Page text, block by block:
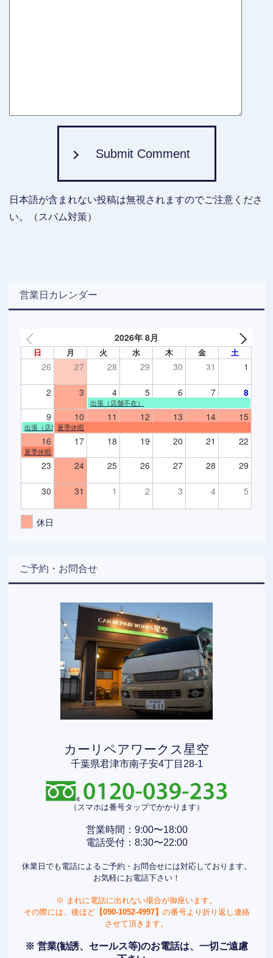
Submit Comment
日本語が含まれない投稿は無視されますのでご注意くださ
い。（スパム対策）
営業日カレンダー
2026年 8月
日 月 火 水 木 金 土
26 27 28 29 30 31 1
2 3 4 5 6 7 8
出張（店舗不在）
9 10 11 12 13 14 15
出張（店舗不在）
夏季休暇
16 17 18 19 20 21 22
夏季休暇
23 24 25 26 27 28 29
30 31 1 2 3 4 5
休日
ご予約・お問合せ
カーリペアワークス星空
千葉県君津市南子安4丁目28-1
（スマホは番号タップでかかります）
営業時間：9:00〜18:00
電話受付：8:30〜22:00
休業日でも電話によるご予約・お問合せには対応しております。
お気軽にお電話下さい！
※ まれに電話に出れない場合が御座います。
その際には、後ほど【090-1052-4997】 の番号より折り返し連絡
させて頂きます。
※ 営業(勧誘、セールス等)のお電話は、一切ご遠慮